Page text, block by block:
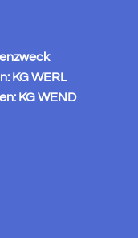
KG WERL
KG WEND